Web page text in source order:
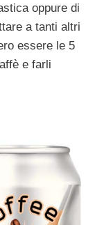
oppure di
a tanti altri
essere le 5
e farli